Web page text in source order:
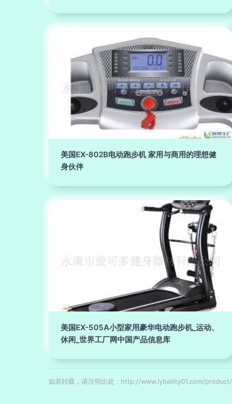
美国EX-802B电动跑步机 家用与商用的理想健
身伙伴
美国EX-505A小型家用豪华电动跑步机_运动、
休闲_世界工厂网中国产品信息库
如若转载，请注明出处：http://www.lybaility01.com/product/